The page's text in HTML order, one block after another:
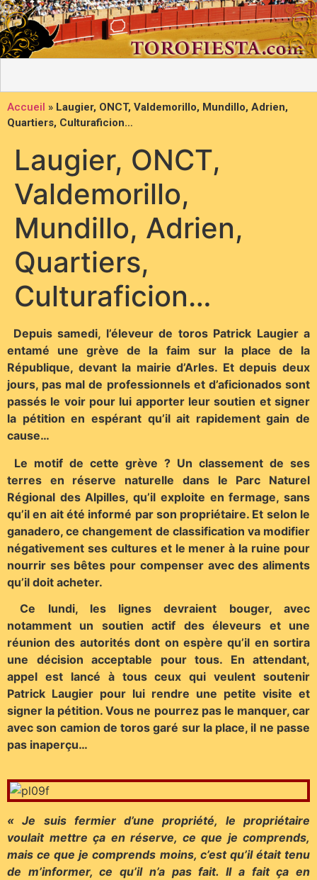
Accueil » Laugier, ONCT, Valdemorillo, Mundillo, Adrien,
Quartiers, Culturaficion…
Laugier, ONCT,
Valdemorillo,
Mundillo, Adrien,
Quartiers,
Culturaficion…
Depuis samedi, l’éleveur de toros Patrick Laugier a
entamé une grève de la faim sur la place de la
République, devant la mairie d’Arles. Et depuis deux
jours, pas mal de professionnels et d’aficionados sont
passés le voir pour lui apporter leur soutien et signer
la pétition en espérant qu’il ait rapidement gain de
cause…
Le motif de cette grève ? Un classement de ses
terres en réserve naturelle dans le Parc Naturel
Régional des Alpilles, qu’il exploite en fermage, sans
qu’il en ait été informé par son propriétaire. Et selon le
ganadero, ce changement de classification va modifier
négativement ses cultures et le mener à la ruine pour
nourrir ses bêtes pour compenser avec des aliments
qu’il doit acheter.
Ce lundi, les lignes devraient bouger, avec
notamment un soutien actif des éleveurs et une
réunion des autorités dont on espère qu’il en sortira
une décision acceptable pour tous. En attendant,
appel est lancé à tous ceux qui veulent soutenir
Patrick Laugier pour lui rendre une petite visite et
signer la pétition. Vous ne pourrez pas le manquer, car
avec son camion de toros garé sur la place, il ne passe
pas inaperçu…
« Je suis fermier d’une propriété, le propriétaire
voulait mettre ça en réserve, ce que je comprends,
mais ce que je comprends moins, c’est qu’il était tenu
de m’informer, ce qu’il n’a pas fait. Il a fait ça en